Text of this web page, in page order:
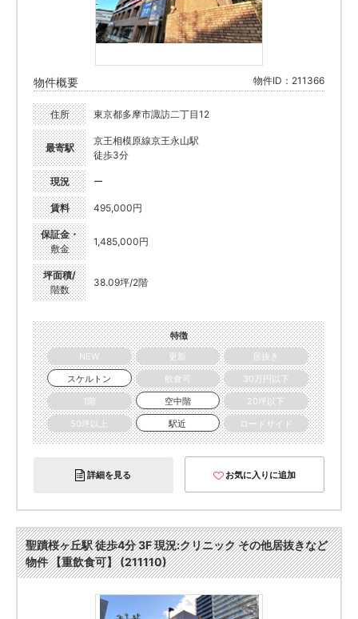
物件概要 物件ID：211366
住所 東京都多摩市諏訪二丁目12
最寄駅
京王相模原線京王永山駅
徒歩3分
現況 ー
賃料 495,000円
保証金・
敷金
1,485,000円
坪面積/
階数
38.09坪/2階
特徴
NEW
更新
居抜き
スケルトン
飲食可
30万円以下
1階
空中階
20坪以下
50坪以上
駅近 ロードサイド
詳細を見る お気に入りに追加
聖蹟桜ヶ丘駅 徒歩4分 3F 現況:クリニック その他居抜きなど
物件 【重飲食可】 (211110)